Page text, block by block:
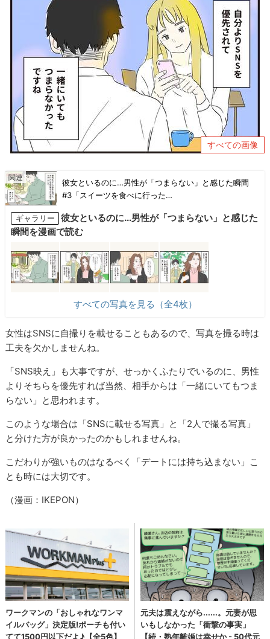
すべての画像
彼女といるのに…男性が「つまらない」と感じた瞬間
#3「スイーツを食べに行った…
ギャラリー
彼女といるのに…男性が「つまらない」と感じた
瞬間を漫画で読む
すべての写真を見る（全4枚）
女性はSNSに自撮りを載せることもあるので、写真を撮る時は
工夫を欠かしませんね。
「SNS映え」も大事ですが、せっかくふたりでいるのに、男性
よりそちらを優先すれば当然、相手からは「一緒にいてもつま
らない」と思われます。
このような場合は「SNSに載せる写真」と「2人で撮る写真」
と分けた方が良かったのかもしれませんね。
こだわりが強いものはなるべく「デートには持ち込まない」こ
とも時には大切です。
（漫画：IKEPON）